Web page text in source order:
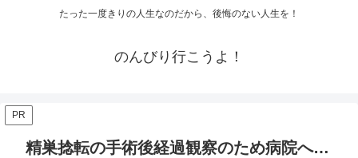
たった一度きりの人生なのだから、後悔のない人生を！
のんびり行こうよ！
PR
精巣捻転の手術後経過観察のため病院へ…